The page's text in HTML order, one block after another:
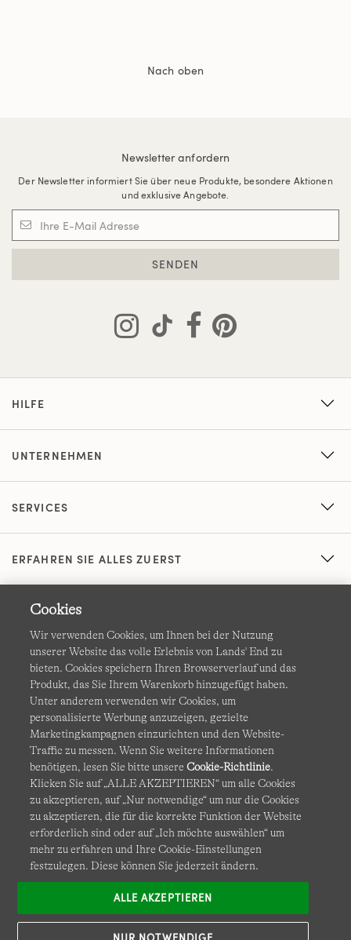
Nach oben
Newsletter anfordern
Der Newsletter informiert Sie über neue Produkte, besondere Aktionen
und exklusive Angebote.
SENDEN
HILFE
UNTERNEHMEN
SERVICES
ERFAHREN SIE ALLES ZUERST
AGB Datenschutz & Sicherheit
Cookies Ich möchte auswählen Barrierefreiheit
Site Map Internationale Websites
Diese Website ist durch reCAPTCHA geschützt. Es gelten die
Datenschutzerklärung undNutzungsbedingungenvon
Google.
Cookies
Wir verwenden Cookies, um Ihnen bei der Nutzung
unserer Website das volle Erlebnis von Lands' End zu
bieten. Cookies speichern Ihren Browserverlauf und das
Produkt, das Sie Ihrem Warenkorb hinzugefügt haben.
Unter anderem verwenden wir Cookies, um
personalisierte Werbung anzuzeigen, gezielte
Marketingkampagnen einzurichten und den Website-
Traffic zu messen. Wenn Sie weitere Informationen
benötigen, lesen Sie bitte unsereCookie-Richtlinie.
Klicken Sie auf „ALLE AKZEPTIEREN“ um alle Cookies
zu akzeptieren, auf „Nur notwendige“ um nur die Cookies
zu akzeptieren, die für die korrekte Funktion der Website
erforderlich sind oder auf „Ich möchte auswählen“ um
mehr zu erfahren und Ihre Cookie-Einstellungen
festzulegen. Diese können Sie jederzeit ändern.
ALLE AKZEPTIEREN